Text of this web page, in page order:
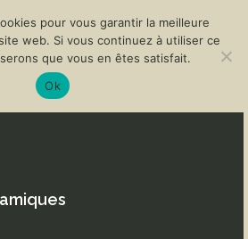
pour vous garantir la meilleure
web. Si vous continuez à utiliser ce
que vous en êtes satisfait.
Ok